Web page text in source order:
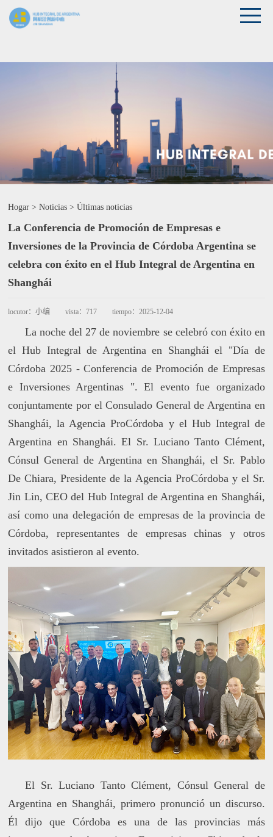
Hogar >Noticias >Últimas noticias
La Conferencia de Promoción de Empresas e
Inversiones de la Provincia de Córdoba Argentina se
celebra con éxito en el Hub Integral de Argentina en
Shanghái
locutor：小编 vista：717 tiempo：2025-12-04
La noche del 27 de noviembre se celebró con éxito en
el Hub Integral de Argentina en Shanghái el "Día de
Córdoba 2025 - Conferencia de Promoción de Empresas
e Inversiones Argentinas ". El evento fue organizado
conjuntamente por el Consulado General de Argentina en
Shanghái, la Agencia ProCórdoba y el Hub Integral de
Argentina en Shanghái. El Sr. Luciano Tanto Clément,
Cónsul General de Argentina en Shanghái, el Sr. Pablo
De Chiara, Presidente de la Agencia ProCórdoba y el Sr.
Jin Lin, CEO del Hub Integral de Argentina en Shanghái,
así como una delegación de empresas de la provincia de
Córdoba, representantes de empresas chinas y otros
invitados asistieron al evento.
El Sr. Luciano Tanto Clément, Cónsul General de
Argentina en Shanghái, primero pronunció un discurso.
Él dijo que Córdoba es una de las provincias más